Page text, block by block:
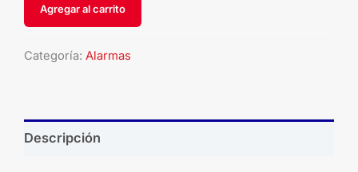
Agregar al carrito
Categoría: Alarmas
Descripción